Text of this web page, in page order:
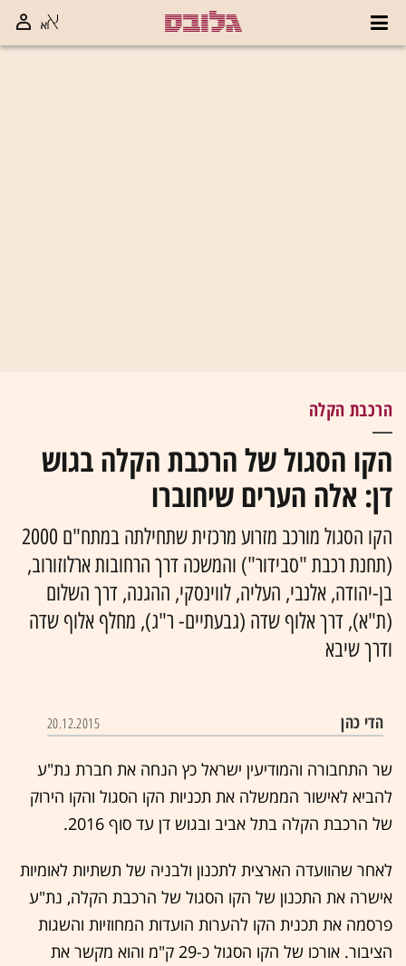
הרכבת הקלה
הקו הסגול של הרכבת הקלה בגוש
דן: אלה הערים שיחוברו
הקו הסגול מורכב מזרוע מרכזית שתחילתה במתח"ם 2000
(תחנת רכבת "סבידור") והמשכה דרך הרחובות ארלוזורוב,
בן-יהודה, אלנבי, העליה, לווינסקי, ההגנה, דרך השלום
(ת"א), דרך אלוף שדה (גבעתיים- ר"ג), מחלף אלוף שדה
ודרך שיבא
הדי כהן 20.12.2015
שר התחבורה והמודיעין ישראל כץ הנחה את חברת נת"ע
להביא לאישור הממשלה את תכניות הקו הסגול והקו הירוק
של הרכבת הקלה בתל אביב ובגוש דן עד סוף 2016.
לאחר שהוועדה הארצית לתכנון ולבניה של תשתיות לאומיות
אישרה את התכנון של הקו הסגול של הרכבת הקלה, נת"ע
פרסמה את תכנית הקו להערות הועדות המחוזיות והשגות
הציבור. אורכו של הקו הסגול כ-29 ק"מ והוא מקשר את